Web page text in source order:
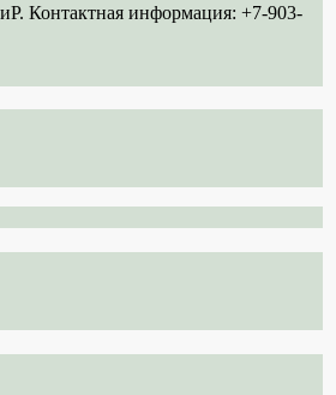
Контактная информация: +7-903-